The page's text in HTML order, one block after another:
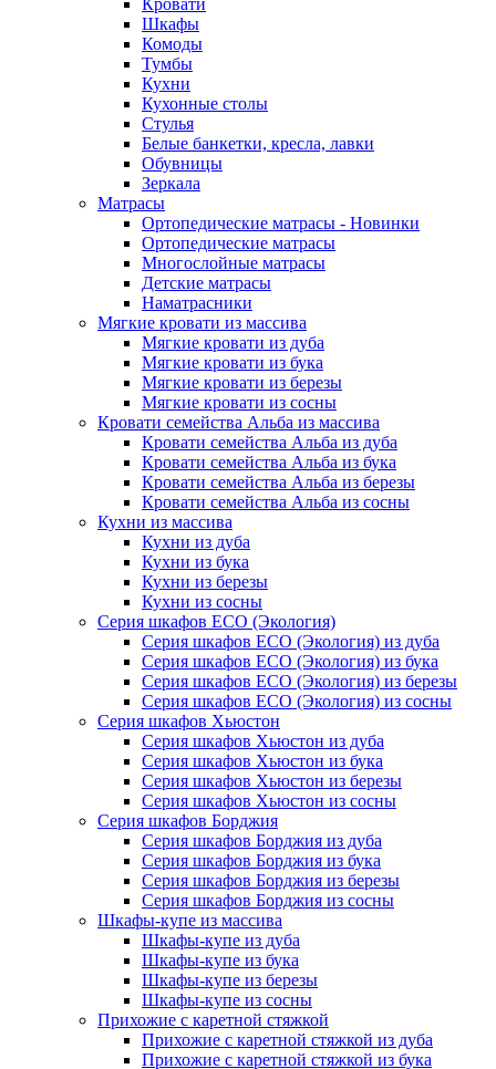
Кровати
Шкафы
Комоды
Тумбы
Кухни
Кухонные столы
Стулья
Белые банкетки, кресла, лавки
Обувницы
Зеркала
Матрасы
Ортопедические матрасы - Новинки
Ортопедические матрасы
Многослойные матрасы
Детские матрасы
Наматрасники
Мягкие кровати из массива
Мягкие кровати из дуба
Мягкие кровати из бука
Мягкие кровати из березы
Мягкие кровати из сосны
Кровати семейства Альба из массива
Кровати семейства Альба из дуба
Кровати семейства Альба из бука
Кровати семейства Альба из березы
Кровати семейства Альба из сосны
Кухни из массива
Кухни из дуба
Кухни из бука
Кухни из березы
Кухни из сосны
Серия шкафов ECO (Экология)
Серия шкафов ECO (Экология) из дуба
Серия шкафов ECO (Экология) из бука
Серия шкафов ECO (Экология) из березы
Серия шкафов ECO (Экология) из сосны
Серия шкафов Хьюстон
Серия шкафов Хьюстон из дуба
Серия шкафов Хьюстон из бука
Серия шкафов Хьюстон из березы
Серия шкафов Хьюстон из сосны
Серия шкафов Борджия
Серия шкафов Борджия из дуба
Серия шкафов Борджия из бука
Серия шкафов Борджия из березы
Серия шкафов Борджия из сосны
Шкафы-купе из массива
Шкафы-купе из дуба
Шкафы-купе из бука
Шкафы-купе из березы
Шкафы-купе из сосны
Прихожие с каретной стяжкой
Прихожие с каретной стяжкой из дуба
Прихожие с каретной стяжкой из бука